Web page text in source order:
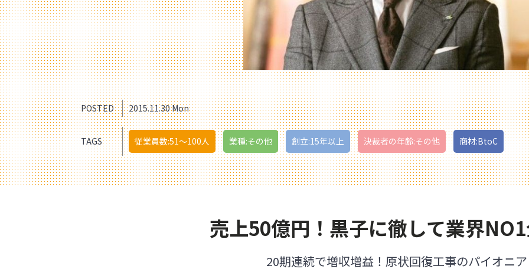
POSTED 2015.11.30 Mon
TAGS 従業員数:51〜100人 業種:その他 創立:15年以上 決裁者の年齢:その他 商材:BtoC
売上50億円！黒子に徹して業界
20期連続で増収増益！原状回復工事のパイオニア